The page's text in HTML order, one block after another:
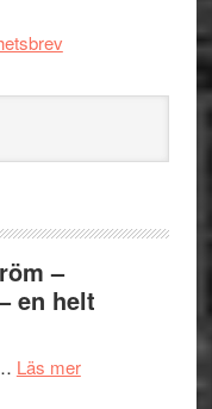
–
en helt
Läs merom